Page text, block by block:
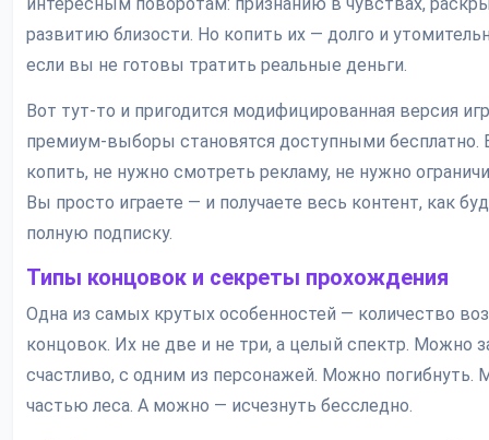
интересным поворотам: признанию в чувствах,
развитию близости. Но копить их — долго и
если вы не готовы тратить реальные деньги.
Вот тут-то и пригодится модифицированная версия
премиум-выборы становятся доступными бесплатно.
копить, не нужно смотреть рекламу, не нужно
Вы просто играете — и получаете весь контент, как
полную подписку.
Типы концовок и секреты прохождения
Одна из самых крутых особенностей — количество
концовок. Их не две и не три, а целый спектр. Можно
счастливо, с одним из персонажей. Можно погибнуть.
частью леса. А можно — исчезнуть бесследно.